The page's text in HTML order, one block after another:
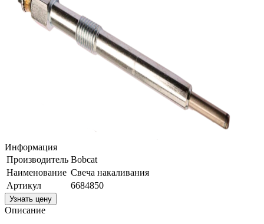
Информация
Производитель Bobcat
Наименование Свеча накаливания
Артикул
6684850
Узнать цену
Описание